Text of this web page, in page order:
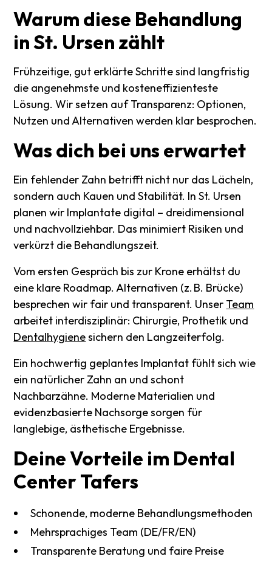
Warum diese Behandlung
inSt. Ursen zählt
Frühzeitige, gut erklärte Schritte sind langfristig
die angenehmste und kosteneffizienteste
Lösung. Wir setzen auf Transparenz: Optionen,
Nutzen und Alternativen werden klar besprochen.
Was dich bei uns erwartet
Ein fehlender Zahn betrifft nicht nur das Lächeln,
sondern auch Kauen und Stabilität. In St. Ursen
planen wir Implantate digital – dreidimensional
und nachvollziehbar. Das minimiert Risiken und
verkürzt die Behandlungszeit.
Vom ersten Gespräch bis zur Krone erhältst du
eine klare Roadmap. Alternativen (z. B. Brücke)
besprechen wir fair und transparent. Unser Team
arbeitet interdisziplinär: Chirurgie, Prothetik und
Dentalhygienesichern den Langzeiterfolg.
Ein hochwertig geplantes Implantat fühlt sich wie
ein natürlicher Zahn an und schont
Nachbarzähne. Moderne Materialien und
evidenzbasierte Nachsorge sorgen für
langlebige, ästhetische Ergebnisse.
DeineVorteile im Dental
CenterTafers
Schonende, moderne Behandlungsmethoden
Mehrsprachiges Team (DE/FR/EN)
Transparente Beratung und faire Preise